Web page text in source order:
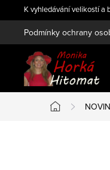
na
K vyhledávání velikostí a
Podmínky ochrany
Domů